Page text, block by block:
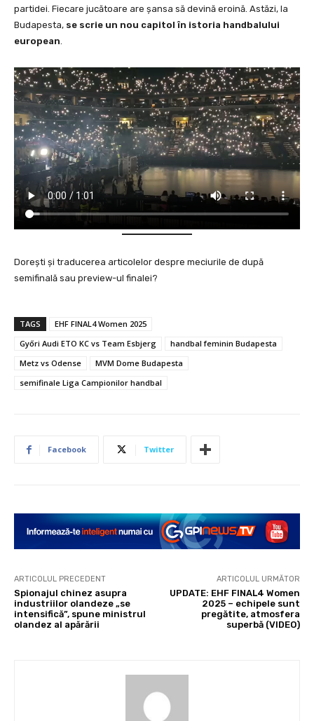
partidei. Fiecare jucătoare are șansa să devină eroină. Astăzi, la
Budapesta, se scrie un nou capitol în istoria handbalului
european.
Dorești și traducerea articolelor despre meciurile de după
semifinală sau preview-ul finalei?
TAGS
EHF FINAL4 Women 2025
Győri Audi ETO KC vs Team Esbjerg
handbal feminin Budapesta
Metz vs Odense
MVM Dome Budapesta
semifinale Liga Campionilor handbal
Facebook Twitter
ARTICOLUL PRECEDENT
Spionajul chinez asupra
industriilor olandeze „se
intensifică”, spune ministrul
olandez al apărării
ARTICOLUL URMĂTOR
UPDATE: EHF FINAL4 Women
2025 – echipele sunt
pregătite, atmosfera
superbă (VIDEO)